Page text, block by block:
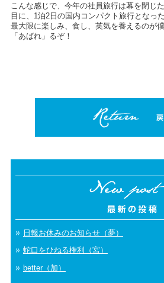
こんな感じで、今年の社員旅行は幕を閉じ
目に、1泊2日の国内コンパクト旅行となっ
最大限に楽しみ、食し、英気を養えるのが
「あばれ」るぞ！
日報お休みのお知らせ（夢）
蛇口をひねる権利（宮）
better（加）